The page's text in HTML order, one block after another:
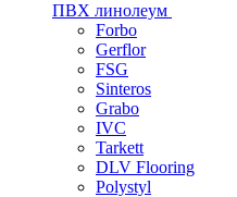
ПВХ линолеум
Forbo
Gerflor
FSG
Sinteros
Grabo
IVC
Tarkett
DLV Flooring
Polystyl